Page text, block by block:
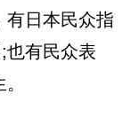
有日本民众指
也有民众表